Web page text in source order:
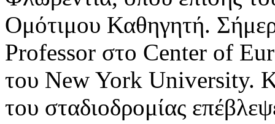
Ομότιμου Καθηγητή.
Professor στο Center of
του New York University.
του σταδιοδρομίας